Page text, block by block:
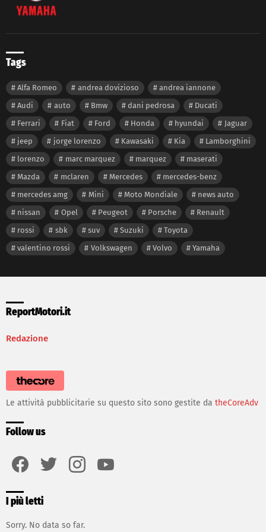
Tags
Alfa Romeo andrea dovizioso
andrea iannone
Audi
auto Bmw dani pedrosa
Ducati
Ferrari
Fiat Ford Honda hyundai
Jaguar
jeep
jorge lorenzo Kawasaki Kia
Lamborghini
lorenzo
marc marquez marquez
maserati
Mazda
mclaren Mercedes
mercedes-benz
mercedes amg
Mini Moto Mondiale
news auto
nissan
Opel Peugeot Porsche
Renault
rossi
sbk suv Suzuki
Toyota
valentino rossi
Volkswagen Volvo Yamaha
ReportMotori.it
Redazione
Le attività pubblicitarie su questo sito sono gestite da theCoreAdv
Follow us
I più letti
Sorry. No data so far.